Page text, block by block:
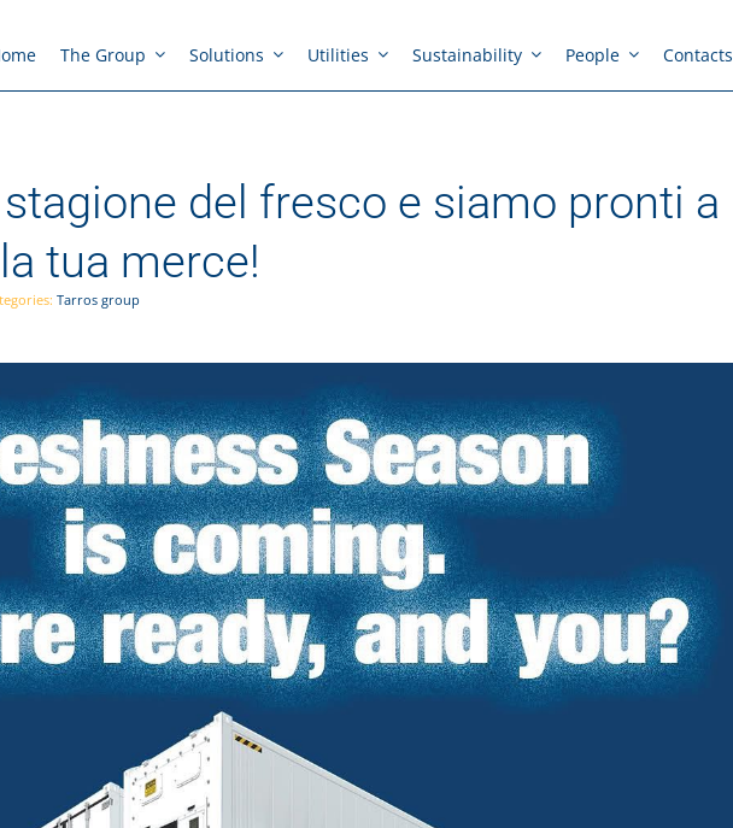
The Group Solutions Utilities Sustainability People Contacts
del fresco e siamo pronti a
tua merce!
Tarros group